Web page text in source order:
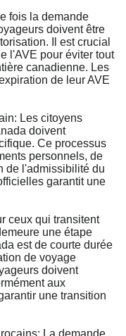
fois la demande
doivent être
Il est crucial
l'AVE pour éviter tout
canadienne. Les
de leur AVE
Les citoyens
doivent
Ce processus
personnels, de
de l'admissibilité du
garantit une
ceux qui transitent
une étape
est de courte durée
de voyage
doivent
aux
une transition
La demande